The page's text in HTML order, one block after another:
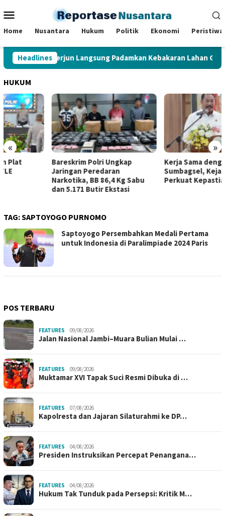
ke
Mobile
Home Nusantara Hukum Politik Ekonomi Peristiwa
Headlines
Al Haris Terjun Langsung Padamkan Kebakaran Lahan
HUKUM
« »
Bareskrim Polri Ungkap
Jaringan Peredaran
Narkotika, BB 86,4 Kg Sabu
dan 5.171 Butir Ekstasi
Kerja Sama dengan SKK Migas
Sumbagsel, Kejati Jambi
Perkuat Kepastian Hukum
TAG:SAPTOYOGO PURNOMO
Saptoyogo Persembahkan Medali Pertama
untuk Indonesia di Paralimpiade 2024 Paris
POS TERBARU
FEATURES 09/08/2026
Jalan Nasional Jambi–Muara Bulian Mulai …
FEATURES 09/08/2026
Muktamar XVI Tapak Suci Resmi Dibuka di …
FEATURES 07/08/2026
Kapolresta dan Jajaran Silaturahmi ke DP…
FEATURES 04/08/2026
Presiden Instruksikan Percepat Penangana…
FEATURES 04/08/2026
Hukum Tak Tunduk pada Persepsi: Kritik M…